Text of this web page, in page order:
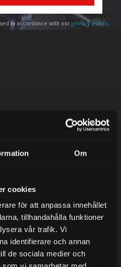
Om
cookies
för att anpassa innehållet
tillhandahålla funktioner
vår trafik. Vi
identifierare och annan
de sociala medier och
in accordance with our privacy policy.